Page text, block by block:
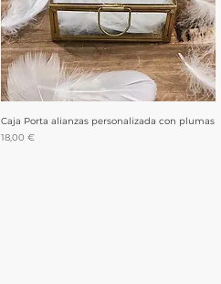
Vista rápida
Caja Porta alianzas personalizada con plumas
Precio
18,00 €